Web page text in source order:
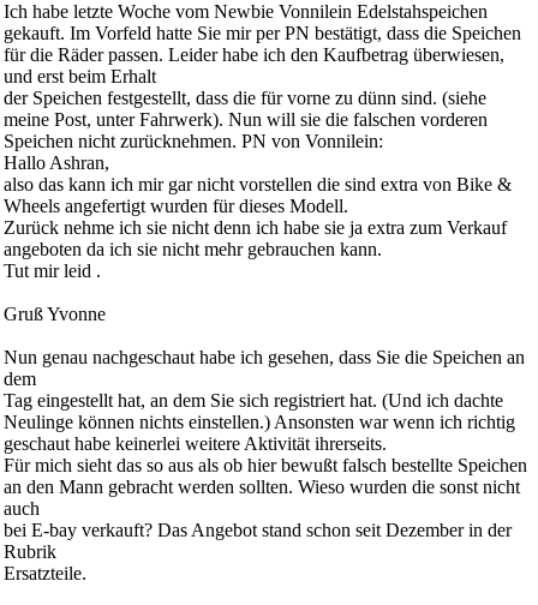
Ich habe letzte Woche vom Newbie Vonnilein Edelstahspeichen
gekauft. Im Vorfeld hatte Sie mir per PN bestätigt, dass die Speichen
für die Räder passen. Leider habe ich den Kaufbetrag überwiesen,
und erst beim Erhalt
der Speichen festgestellt, dass die für vorne zu dünn sind. (siehe
meine Post, unter Fahrwerk). Nun will sie die falschen vorderen
Speichen nicht zurücknehmen. PN von Vonnilein:
Hallo Ashran,
also das kann ich mir gar nicht vorstellen die sind extra von Bike &
Wheels angefertigt wurden für dieses Modell.
Zurück nehme ich sie nicht denn ich habe sie ja extra zum Verkauf
angeboten da ich sie nicht mehr gebrauchen kann.
Tut mir leid .
Gruß Yvonne
Nun genau nachgeschaut habe ich gesehen, dass Sie die Speichen an
dem
Tag eingestellt hat, an dem Sie sich registriert hat. (Und ich dachte
Neulinge können nichts einstellen.) Ansonsten war wenn ich richtig
geschaut habe keinerlei weitere Aktivität ihrerseits.
Für mich sieht das so aus als ob hier bewußt falsch bestellte Speichen
an den Mann gebracht werden sollten. Wieso wurden die sonst nicht
auch
bei E-bay verkauft? Das Angebot stand schon seit Dezember in der
Rubrik
Ersatzteile.